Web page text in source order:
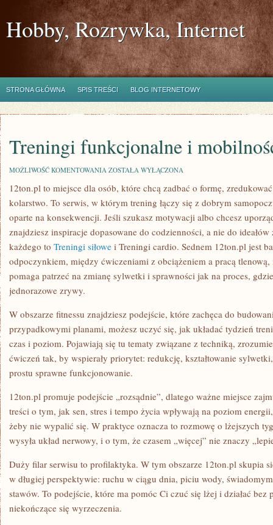
Hobby, Rozrywka, Internet
STRONA GŁÓWNA SPIS TREŚCI BLOG INTERNETOWY
Treningi funkcjonalne i
MOŻLIWOŚĆ KOMENTOWANIA TRENINGI
I
ZOSTAŁA WYŁĄCZONA
12ton.pl to miejsce dla osób, które chcą zadbać o formę,
kolarstwo. To serwis, w którym trening łączy się z dobrym
oparte na konsekwencji. Jeśli szukasz motywacji albo chcesz
znajdziesz inspiracje dopasowane do codzienności, a nie do
każdego to Treningi siłowe i Treningi cardio. Sednem 12ton.pl jest
odpoczynkiem, między ćwiczeniami z obciążeniem a pracą
pomaga patrzeć na zmianę sylwetki i sprawności jak na proces,
jednorazowe zrywy.
W obszarze fitnessu znajdziesz podejście, które zachęca do
przypadkowymi planami, możesz uczyć się, jak układać tydzień
czas i poziom. Pojawiają się tu tematy związane z techniką,
ćwiczeń tak, by wspierały priorytet: redukcję, kształtowanie
prostu sprawne funkcjonowanie.
12ton.pl promuje podejście „rozsądnie”, dlatego ważne miejsce
treści o tym, jak sen, stres i tempo życia wpływają na poziom
żeby nie wypalić się. W praktyce oznacza to rozmowę o lżejszych
wysyła układ nerwowy, i o tym, że czasem „więcej” nie znaczy
Duży filar serwisu to profilaktyka. W tym obszarze 12ton.pl skupia
w długiej perspektywie: ruchu w ciągu dnia, piciu wody,
stawów. To podejście, które ma pomóc Ci czuć się lżej i działać
niekończące się wyrzeczenia.